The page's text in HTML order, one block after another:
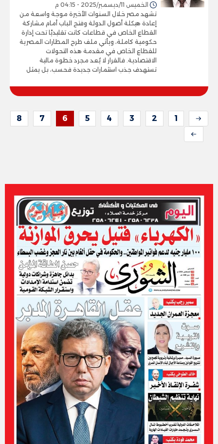
الخميس 11/ديسمبر/2025 - 04:15 م
تشهد مصر خلال السنوات الأخيرة موجة واسعة من
إعادة هيكلة أصول الدولة وفتح الباب أمام مشاركة
القطاع الخاص في قطاعات كانت تقليديًا تحت إدارة
حكومية كاملة، ويأتي ملف طرح المطارات المصرية
للقطاع الخاص في مقدمة هذه التحولات
الاقتصادية. فالقرار لا يُعد مجرد خطوة مالية
تستهدف جذب استثمارات جديدة فحسب، بل يمثل
1
2
3
4
5
6
7
8